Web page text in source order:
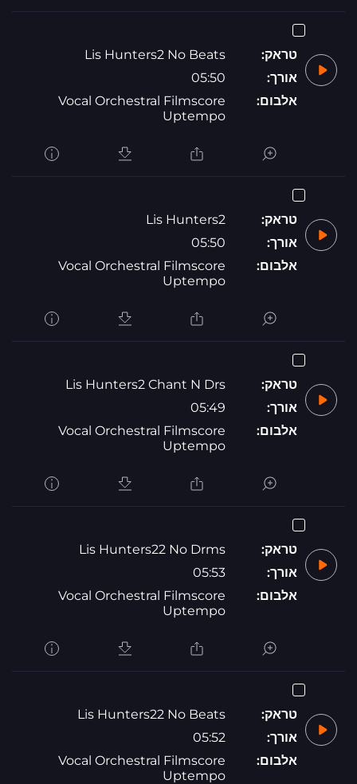
טראק:
Lis Hunters2 No Beats
אורך:
05:50
אלבום:
Vocal Orchestral Filmscore
Uptempo
טראק:
Lis Hunters2
אורך:
05:50
אלבום:
Vocal Orchestral Filmscore
Uptempo
טראק:
Lis Hunters2 Chant N Drs
אורך:
05:49
אלבום:
Vocal Orchestral Filmscore
Uptempo
טראק:
Lis Hunters22 No Drms
אורך:
05:53
אלבום:
Vocal Orchestral Filmscore
Uptempo
טראק:
Lis Hunters22 No Beats
אורך:
05:52
אלבום:
Vocal Orchestral Filmscore
Uptempo